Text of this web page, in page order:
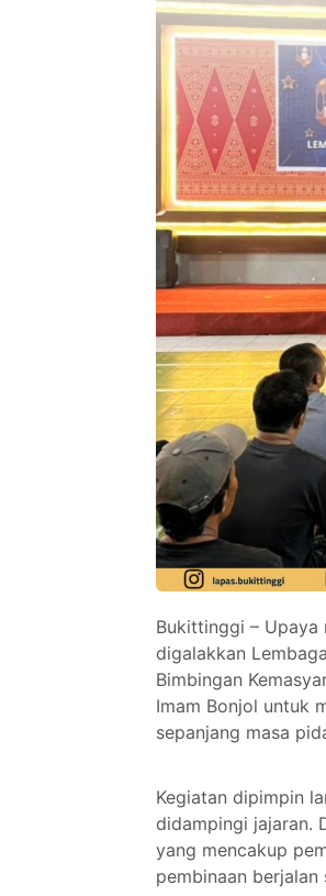
Bukittinggi – Upaya
digalakkan
Bimbingan
Imam Bonjol untuk
sepanjang masa
Kegiatan dipimpin
didampingi jajaran.
yang mencakup
pembinaan berjalan